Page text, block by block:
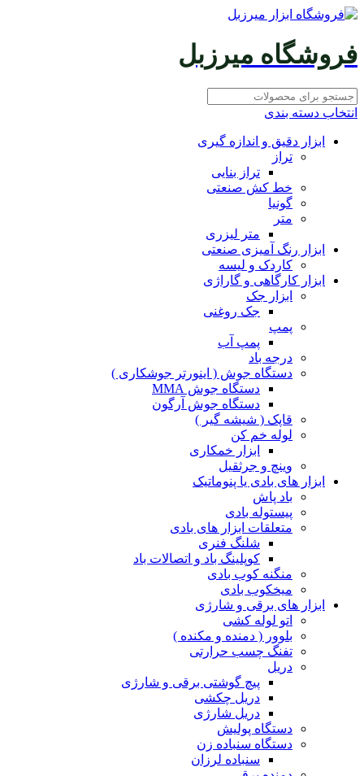
فروشگاه میرزبل
انتخاب دسته بندی
ابزار دقیق و اندازه گیری
تراز
تراز بنایی
خط کش صنعتی
گونیا
متر
متر لیزری
ابزار رنگ آمیزی صنعتی
کاردک و لیسه
ابزار کارگاهی و گاراژی
ابزار جک
جک روغنی
پمپ
پمپ آب
درجه باد
دستگاه جوش ( اینورتر جوشکاری )
دستگاه جوش MMA
دستگاه جوش آرگون
قاپک ( شیشه گیر )
لوله خم کن
ابزار خمکاری
وینچ و جرثقیل
ابزار های بادی یا پنوماتیک
باد پاش
پیستوله بادی
متعلقات ابزار های بادی
شلنگ فنری
کوپلینگ باد و اتصالات باد
منگنه کوب بادی
میخکوب بادی
ابزار های برقی و شارژی
اتو لوله کشی
بلوور ( دمنده و مکنده )
تفنگ چسب حرارتی
دریل
پیچ گوشتی برقی و شارژی
دریل چکشی
دریل شارژی
دستگاه پولیش
دستگاه سنباده زن
سنباده لرزان